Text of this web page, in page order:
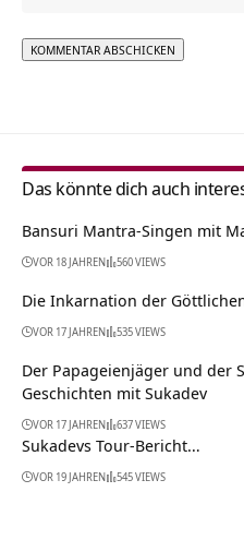
Das könnte dich auch
Bansuri Mantra-Singen mit
VOR 18 JAHREN 560 VIEWS
Die Inkarnation der
VOR 17 JAHREN 535 VIEWS
Der Papageienjäger und der
Geschichten mit Sukadev
VOR 17 JAHREN 637 VIEWS
Sukadevs Tour-Bericht…
VOR 19 JAHREN 545 VIEWS